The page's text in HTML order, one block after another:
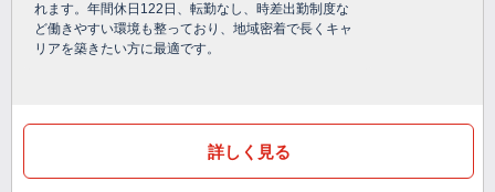
れます。年間休日122日、転勤なし、時差出勤制度な
ど働きやすい環境も整っており、地域密着で長くキャ
リアを築きたい方に最適です。
詳しく見る